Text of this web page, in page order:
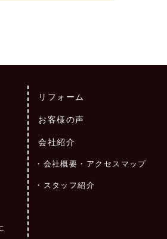
リフォーム
お客様の声
会社紹介
会社概要・アクセスマップ
スタッフ紹介